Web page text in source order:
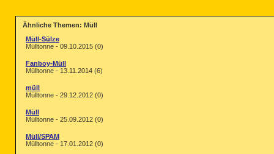
Ähnliche Themen: Müll
Müll-Sülze
Mülltonne - 09.10.2015 (0)
Fanboy-Müll
Mülltonne - 13.11.2014 (6)
müll
Mülltonne - 29.12.2012 (0)
Müll
Mülltonne - 25.09.2012 (0)
Müll/SPAM
Mülltonne - 17.01.2012 (0)